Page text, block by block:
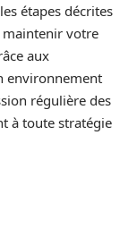
étapes décrites
maintenir votre
aux
environnement
régulière des
à toute stratégie